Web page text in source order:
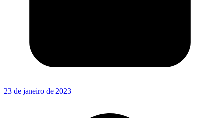
23 de janeiro de 2023